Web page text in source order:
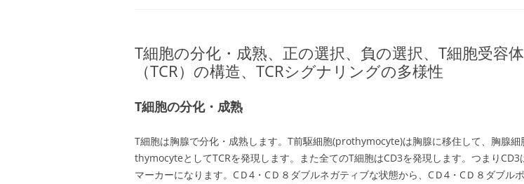
T細胞の分化・成熟、正の選択、負の選択、T細胞受容体
（TCR）の構造、TCRシグナリングの多様性
T細胞の分化・成熟
T細胞は胸腺で分化・成熟します。T前駆細胞(prothymocyte)は胸腺に移住して、胸腺細
thymocyteとしてTCRを発現します。また全てのT細胞はCD3を発現します。つまりCD3
マーカーになります。CＤ4・CＤ８ダブルネガティブな状態から、CＤ4・CＤ８ダブル